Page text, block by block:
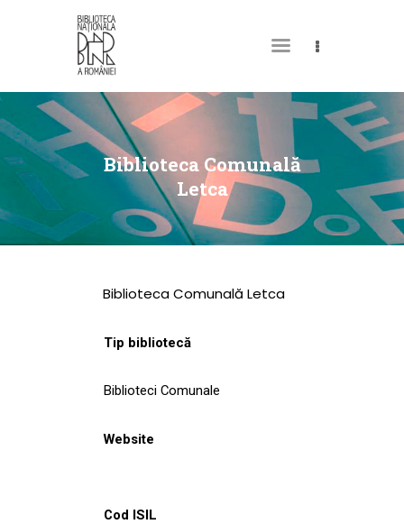
Biblioteca Comunală
Letca
DESPRE NOI
PERMISUL MEU DE
BIBLIOTECĂ
CATALOAGE ȘI
COLECȚII
CULTURALE
NOUTĂȚI
Biblioteca Comunală Letca
Tip bibliotecă
Biblioteci Comunale
Website
Cod ISIL